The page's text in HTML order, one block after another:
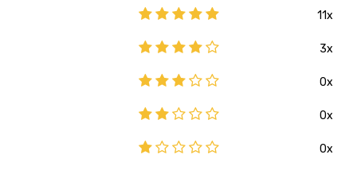
11x
3x
0x
0x
0x